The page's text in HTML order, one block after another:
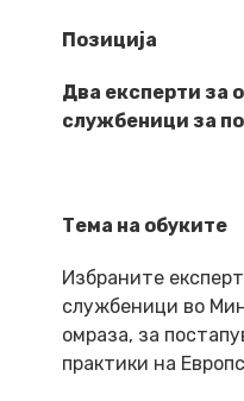
Позиција
Два експерти за
службеници за
Тема на обуките
Избраните
службеници во
омраза, за
практики на